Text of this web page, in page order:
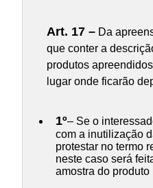
Art. 17 – Da
que conter a
produtos
lugar onde ficarão
1º– Se o
com a inutilização
protestar no termo
neste caso será
amostra do